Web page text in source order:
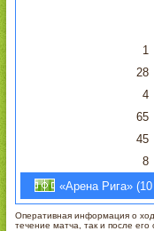
1
28
4
65
45
8
«Арена Рига»
Оперативная информация о
течение матча, так и после его